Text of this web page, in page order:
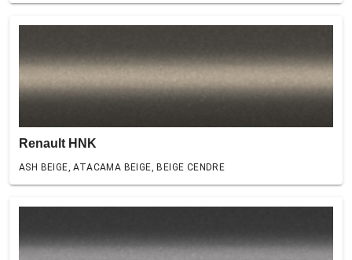
Renault HNK
ASH BEIGE, ATACAMA BEIGE, BEIGE CENDRE